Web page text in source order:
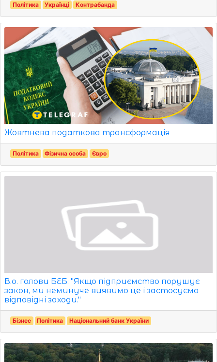
Політика Українці Контрабанда
Жовтнева податкова трансформація
Політика Фізична особа Євро
В.о. голови БЕБ: "Якщо підприємство порушує
закон, ми неминуче виявимо це і застосуємо
відповідні заходи."
Бізнес Політика Національний банк України